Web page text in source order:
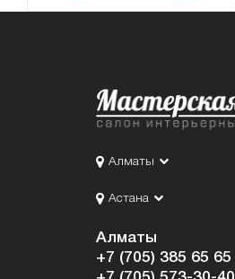
Алматы
Астана
Алматы
+7 (705) 385 65 65